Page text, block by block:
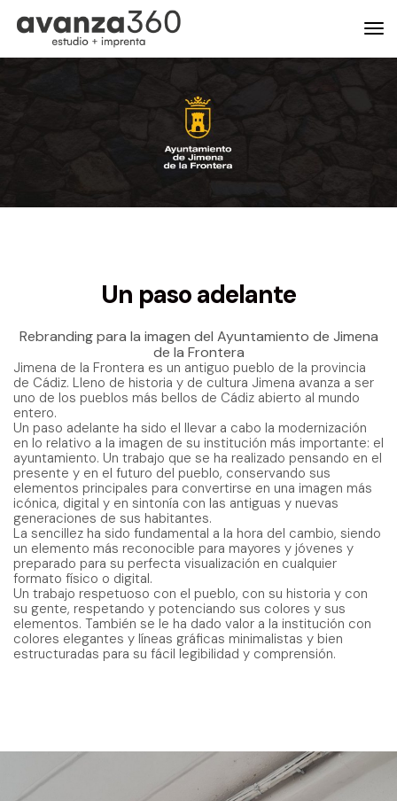
Un paso adelante
Rebranding para la imagen del Ayuntamiento de Jimena
de la Frontera
Jimena de la Frontera es un antiguo pueblo de la provincia
de Cádiz. Lleno de historia y de cultura Jimena avanza a ser
uno de los pueblos más bellos de Cádiz abierto al mundo
entero.
Un paso adelante ha sido el llevar a cabo la modernización
en lo relativo a la imagen de su institución más importante: el
ayuntamiento. Un trabajo que se ha realizado pensando en el
presente y en el futuro del pueblo, conservando sus
elementos principales para convertirse en una imagen más
icónica, digital y en sintonía con las antiguas y nuevas
generaciones de sus habitantes.
La sencillez ha sido fundamental a la hora del cambio, siendo
un elemento más reconocible para mayores y jóvenes y
preparado para su perfecta visualización en cualquier
formato físico o digital.
Un trabajo respetuoso con el pueblo, con su historia y con
su gente, respetando y potenciando sus colores y sus
elementos. También se le ha dado valor a la institución con
colores elegantes y líneas gráficas minimalistas y bien
estructuradas para su fácil legibilidad y comprensión.